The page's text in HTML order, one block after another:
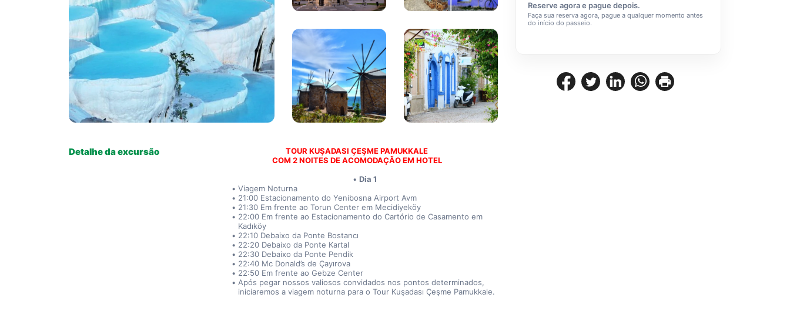
Detalhe da excursão
TOUR KUŞADASI ÇEŞME PAMUKKALE
COM 2 NOITES DE ACOMODAÇÃO EM HOTEL
Dia 1
Viagem Noturna
21:00 Estacionamento do Yenibosna Airport Avm
21:30 Em frente ao Torun Center em Mecidiyeköy
22:00 Em frente ao Estacionamento do Cartório de Casamento em
Kadıköy
22:10 Debaixo da Ponte Bostancı
22:20 Debaixo da Ponte Kartal
22:30 Debaixo da Ponte Pendik
22:40 Mc Donald’s de Çayırova
22:50 Em frente ao Gebze Center
Após pegar nossos valiosos convidados nos pontos determinados,
iniciaremos a viagem noturna para o Tour Kuşadası Çeşme Pamukkale.
Reserve agora e pague depois.
Faça sua reserva agora, pague a qualquer momento antes
do início do passeio.